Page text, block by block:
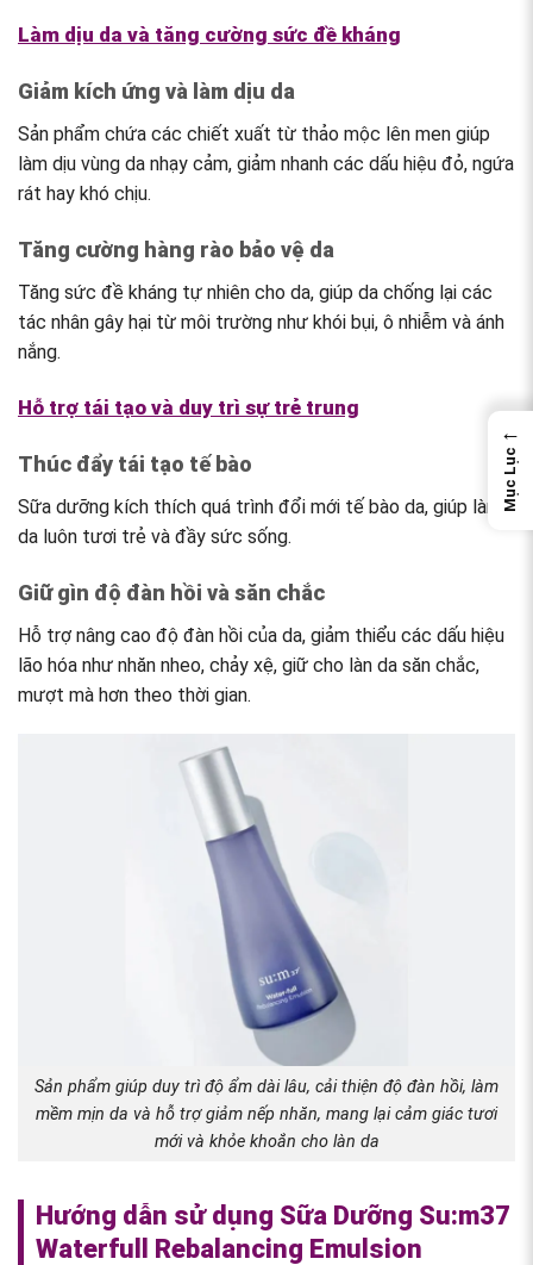
Làm dịu da và tăng cường sức đề kháng
Giảm kích ứng và làm dịu da
Sản phẩm chứa các chiết xuất từ thảo mộc lên men giúp
làm dịu vùng da nhạy cảm, giảm nhanh các dấu hiệu đỏ, ngứa
rát hay khó chịu.
Tăng cường hàng rào bảo vệ da
Tăng sức đề kháng tự nhiên cho da, giúp da chống lại các
tác nhân gây hại từ môi trường như khói bụi, ô nhiễm và ánh
nắng.
Hỗ trợ tái tạo và duy trì sự trẻ trung
Thúc đẩy tái tạo tế bào
Sữa dưỡng kích thích quá trình đổi mới tế bào da, giúp làn
da luôn tươi trẻ và đầy sức sống.
Giữ gìn độ đàn hồi và săn chắc
Hỗ trợ nâng cao độ đàn hồi của da, giảm thiểu các dấu hiệu
lão hóa như nhăn nheo, chảy xệ, giữ cho làn da săn chắc,
mượt mà hơn theo thời gian.
Sản phẩm giúp duy trì độ ẩm dài lâu, cải thiện độ đàn hồi, làm
mềm mịn da và hỗ trợ giảm nếp nhăn, mang lại cảm giác tươi
mới và khỏe khoắn cho làn da
Hướng dẫn sử dụng Sữa Dưỡng Su:m37
Waterfull Rebalancing Emulsion
←
Mục Lục